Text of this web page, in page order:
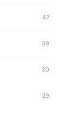
42
39
30
29